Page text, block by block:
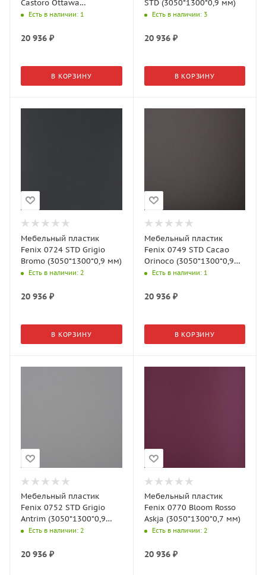
Castoro Ottawa
(3050*1300*0,7 мм)
Есть в наличии: 1
20 936 ₽
В КОРЗИНУ
STD (3050*1300*0,9 мм)
Есть в наличии: 3
20 936₽
В КОРЗИНУ
Мебельный пластик
Fenix 0724 STD Grigio
Bromo (3050*1300*0,9 мм)
Есть в наличии: 2
20 936 ₽
В КОРЗИНУ
Мебельный пластик
Fenix 0749 STD Cacao
Orinoco (3050*1300*0,9
мм)Есть в наличии: 1
20 936₽
В КОРЗИНУ
Мебельный пластик
Fenix 0752 STD Grigio
Antrim (3050*1300*0,9
мм)Есть в наличии: 2
20 936 ₽
Мебельный пластик
Fenix 0770 Bloom Rosso
Askja (3050*1300*0,7 мм)
Есть в наличии: 2
20 936₽